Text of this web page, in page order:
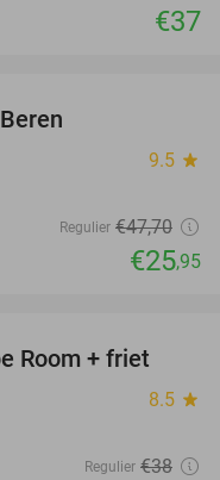
€37
9.5 star
Regulier €47,70
€25,95
39%
Room + friet
8.5 star
Regulier €38